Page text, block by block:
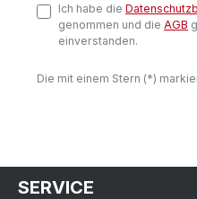
Ich habe die
genommen und die AGB
einverstanden.
Die mit einem Stern (*)
SERVICE